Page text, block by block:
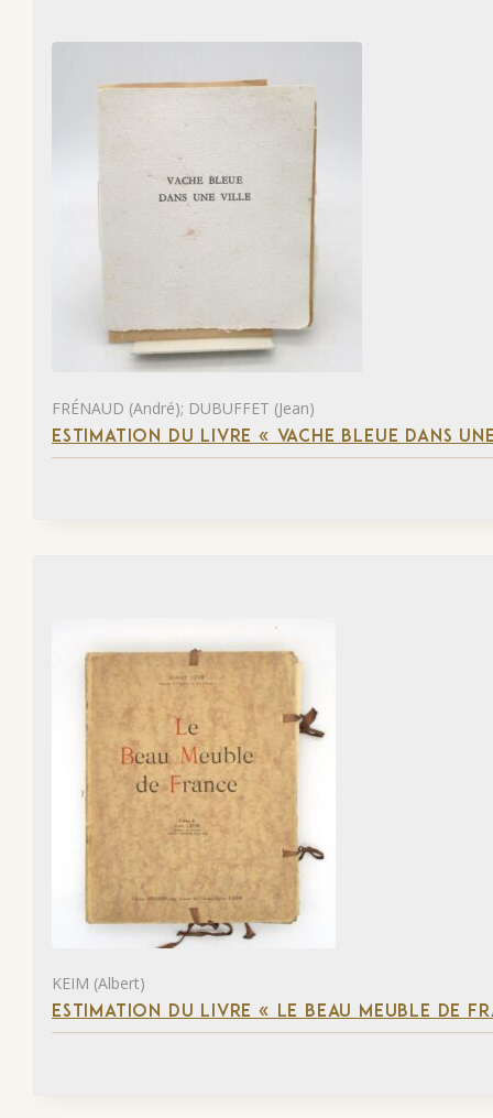
FRÉNAUD (André); DUBUFFET (Jean)
ESTIMATION DU LIVRE « VACHE BLEUE DANS
KEIM (Albert)
ESTIMATION DU LIVRE « LE BEAU MEUBLE DE